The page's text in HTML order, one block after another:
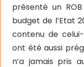
présenté un
budget de l’Etat
contenu de
ont été aussi
n’a jamais pris